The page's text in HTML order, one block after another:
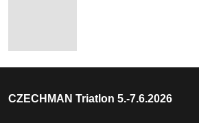
CZECHMAN Triatlon 5.-7.6.2026